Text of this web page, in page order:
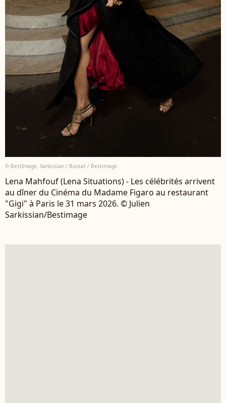
© BestImage, Sarkissian / Bussat / Bestimage
Lena Mahfouf (Lena Situations) - Les célébrités arrivent
au dîner du Cinéma du Madame Figaro au restaurant
"Gigi" à Paris le 31 mars 2026. © Julien
Sarkissian/Bestimage